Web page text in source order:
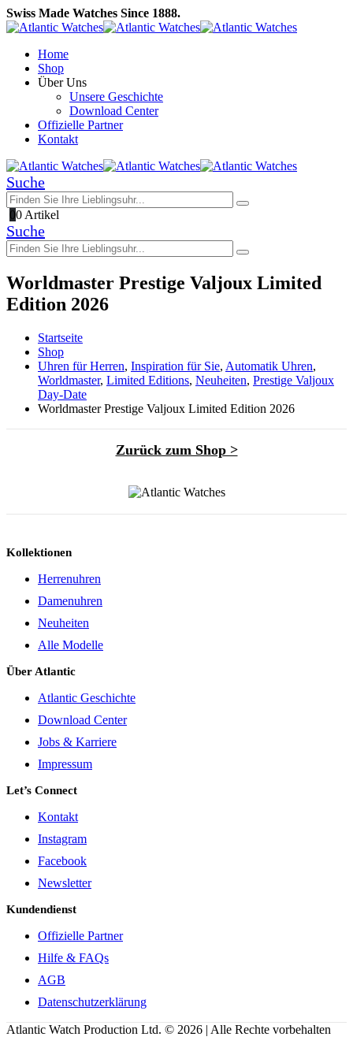
Swiss Made Watches Since 1888.
Home
Shop
Über Uns
Unsere Geschichte
Download Center
Offizielle Partner
Kontakt
Suche
00 Artikel
Suche
Worldmaster Prestige Valjoux Limited
Edition 2026
Startseite
Shop
Uhren für Herren, Inspiration für Sie, Automatik Uhren,
Worldmaster, Limited Editions, Neuheiten, Prestige Valjoux
Day-Date
Worldmaster Prestige Valjoux Limited Edition 2026
Zurück zum Shop >
Kollektionen
Herrenuhren
Damenuhren
Neuheiten
Alle Modelle
Über Atlantic
Atlantic Geschichte
Download Center
Jobs & Karriere
Impressum
Let’s Connect
Kontakt
Instagram
Facebook
Newsletter
Kundendienst
Offizielle Partner
Hilfe & FAQs
AGB
Datenschutzerklärung
Atlantic Watch Production Ltd. © 2026 | Alle Rechte vorbehalten